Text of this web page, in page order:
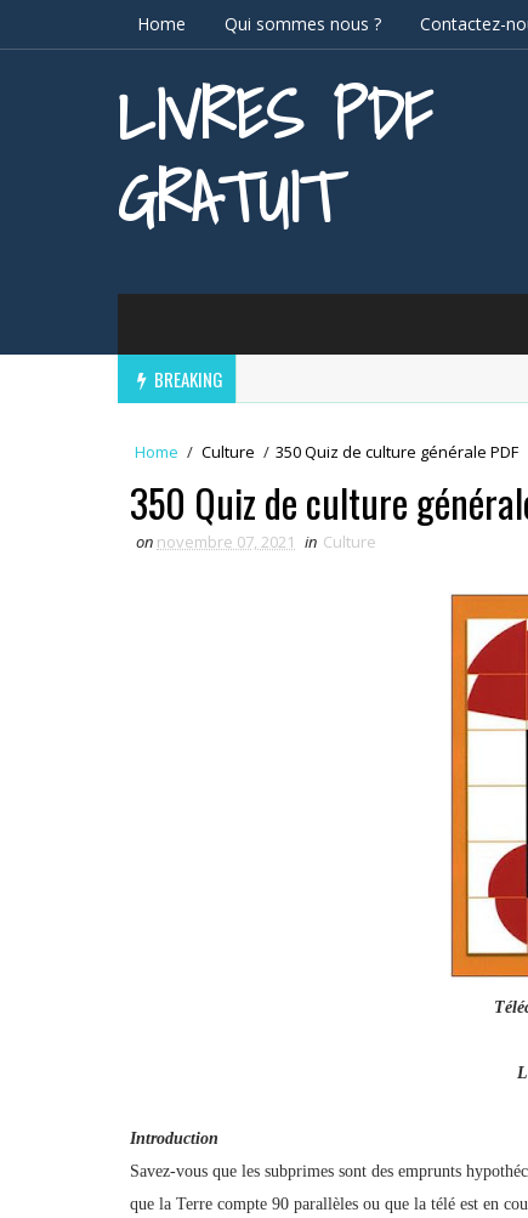
Home Qui sommes nous ? Contactez-
LIVRES PDF
GRATUIT
BREAKING
Home / Culture / 350 Quiz de culture générale PDF
350 Quiz de culture
on novembre 07, 2021 in Culture
Introduction
Savez-vous que les subprimes sont des emprunts
que la Terre compte 90 parallèles ou que la télé est en